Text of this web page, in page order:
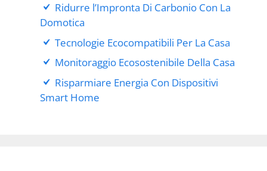
Ridurre l’Impronta Di Carbonio Con La
Domotica
Tecnologie Ecocompatibili Per La Casa
Monitoraggio Ecosostenibile Della Casa
Risparmiare Energia Con Dispositivi
Smart Home